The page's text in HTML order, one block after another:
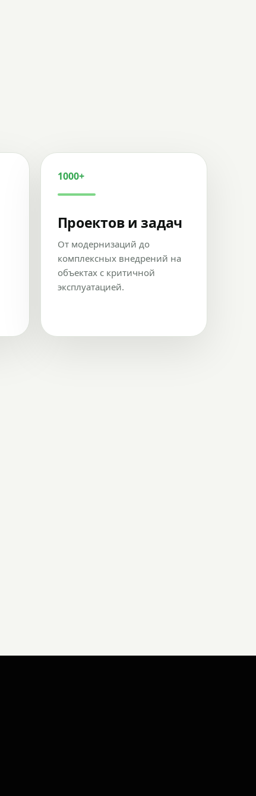
1000+
Проектов и задач
От модернизаций до
комплексных внедрений на
объектах с критичной
эксплуатацией.